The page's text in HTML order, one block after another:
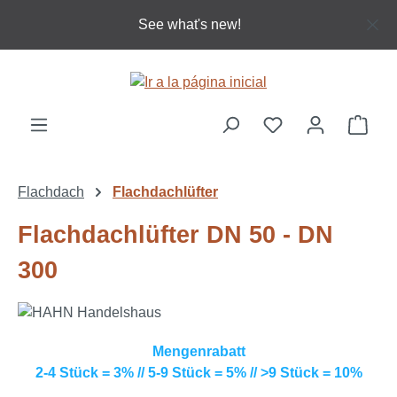
Saltar al contenido principalSee what's new!
El
Flachdach Flachdachlüfter
Flachdachlüfter DN 50 - DN
300
Mengenrabatt
2-4 Stück = 3% // 5-9 Stück = 5% // >9 Stück = 10%